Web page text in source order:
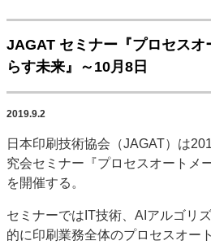
TOP
特集記事
インタビュー
コレクション
SDGs・地域
ポストプレス ビジネス
市場・統計
特集記事カテゴリー一覧
2022 見える化・MIS特集
JAGAT セミナー『プロセスオ
らす未来』～10月8日
2019.9.2
日本印刷技術協会（JAGAT）は
究会セミナー『プロセスオートメ
を開催する。
セミナーではIT技術、AIアルゴリ
的に印刷業務全体のプロセスオー